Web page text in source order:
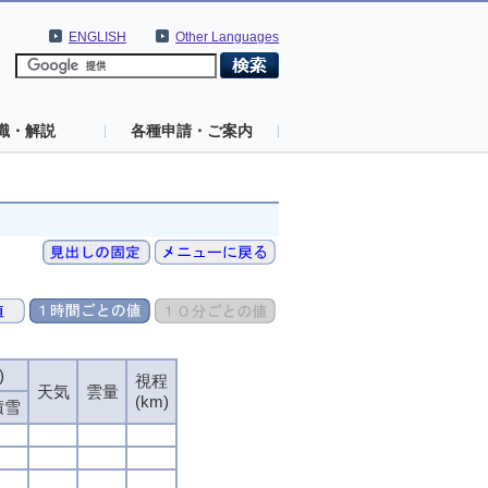
Other Languages
ENGLISH
・解説 各種申請・ご案内
天気
雲量
視程
(km)
雪